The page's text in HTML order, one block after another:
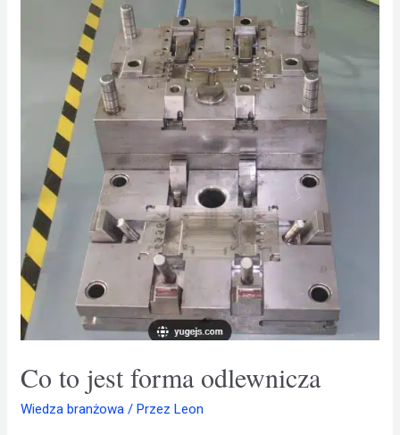
Co to jest forma odlewnicza
Wiedza branżowa / PrzezLeon